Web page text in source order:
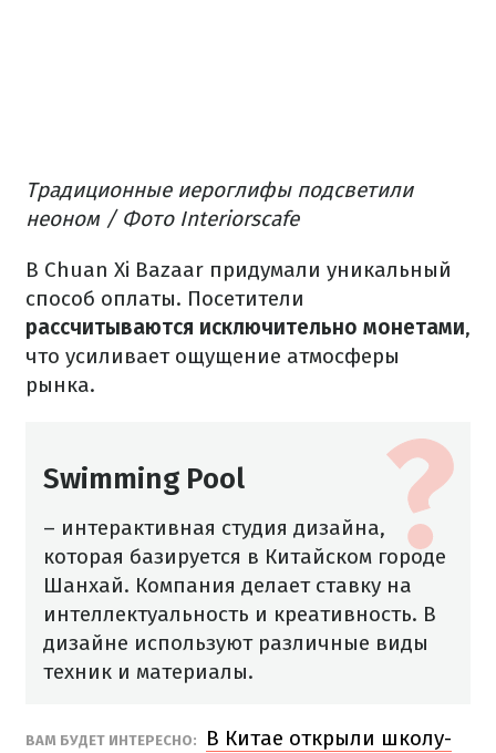
Традиционные иероглифы подсветили
неоном / Фото Interiorscafe
В Chuan Xi Bazaar придумали уникальный
способ оплаты. Посетители
рассчитываются исключительно монетами,
что усиливает ощущение атмосферы
рынка.
Swimming Pool
– интерактивная студия дизайна,
которая базируется в Китайском городе
Шанхай. Компания делает ставку на
интеллектуальность и креативность. В
дизайне используют различные виды
техник и материалы.
ВАМ БУДЕТ ИНТЕРЕСНО:
В Китае открыли школу-